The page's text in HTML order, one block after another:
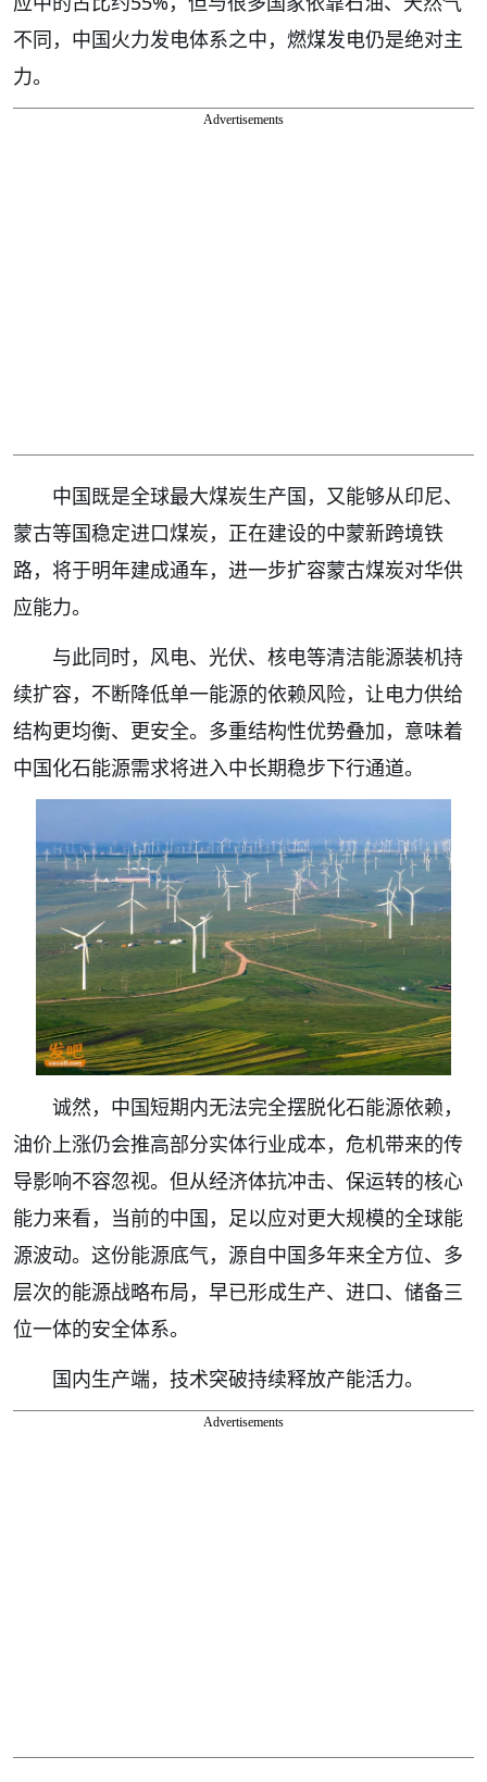
不同，中国火力发电体系之中，燃煤发电仍是绝对主
力。
Advertisements
中国既是全球最大煤炭生产国，又能够从印尼、
蒙古等国稳定进口煤炭，正在建设的中蒙新跨境铁
路，将于明年建成通车，进一步扩容蒙古煤炭对华供
应能力。
与此同时，风电、光伏、核电等清洁能源装机持
续扩容，不断降低单一能源的依赖风险，让电力供给
结构更均衡、更安全。多重结构性优势叠加，意味着
中国化石能源需求将进入中长期稳步下行通道。
诚然，中国短期内无法完全摆脱化石能源依赖，
油价上涨仍会推高部分实体行业成本，危机带来的传
导影响不容忽视。但从经济体抗冲击、保运转的核心
能力来看，当前的中国，足以应对更大规模的全球能
源波动。这份能源底气，源自中国多年来全方位、多
层次的能源战略布局，早已形成生产、进口、储备三
位一体的安全体系。
国内生产端，技术突破持续释放产能活力。
Advertisements